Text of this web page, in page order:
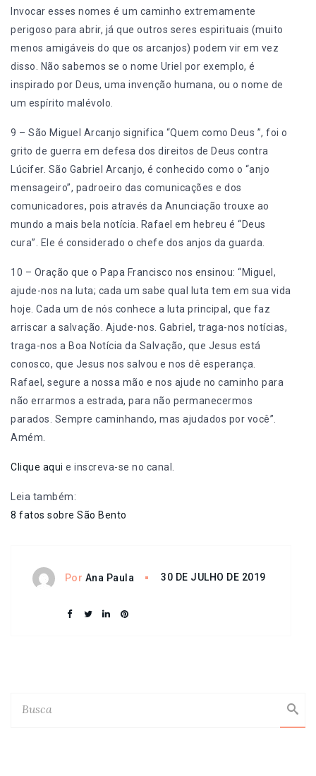
Invocar esses nomes é um caminho extremamente
perigoso para abrir, já que outros seres espirituais (muito
menos amigáveis do que os arcanjos) podem vir em vez
disso. Não sabemos se o nome Uriel por exemplo, é
inspirado por Deus, uma invenção humana, ou o nome de
um espírito malévolo.
9 – São Miguel Arcanjo significa “Quem como Deus ”, foi o
grito de guerra em defesa dos direitos de Deus contra
Lúcifer. São Gabriel Arcanjo, é conhecido como o “anjo
mensageiro”, padroeiro das comunicações e dos
comunicadores, pois através da Anunciação trouxe ao
mundo a mais bela notícia. Rafael em hebreu é “Deus
cura”. Ele é considerado o chefe dos anjos da guarda.
10 – Oração que o Papa Francisco nos ensinou: “Miguel,
ajude-nos na luta; cada um sabe qual luta tem em sua vida
hoje. Cada um de nós conhece a luta principal, que faz
arriscar a salvação. Ajude-nos. Gabriel, traga-nos notícias,
traga-nos a Boa Notícia da Salvação, que Jesus está
conosco, que Jesus nos salvou e nos dê esperança.
Rafael, segure a nossa mão e nos ajude no caminho para
não errarmos a estrada, para não permanecermos
parados. Sempre caminhando, mas ajudados por você”.
Amém.
Clique aqui e inscreva-se no canal.
Leia também:
8 fatos sobre São Bento
Por Ana Paula 30 DE JULHO DE 2019